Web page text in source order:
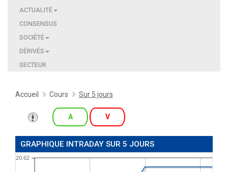
ACTUALITÉ
CONSENSUS
SOCIÉTÉ
DÉRIVÉS
SECTEUR
Accueil Cours Sur 5 jours
A V
GRAPHIQUE INTRADAY SUR 5 JOURS
20.62